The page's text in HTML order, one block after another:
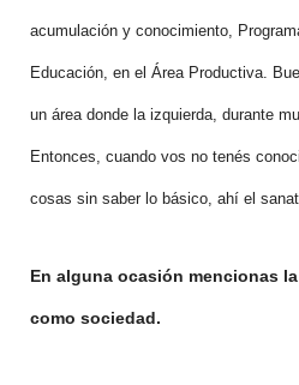
acumulación y conocimiento,
Educación, en el Área Productiva.
un área donde la izquierda, durante
Entonces, cuando vos no tenés
cosas sin saber lo básico, ahí el
En alguna ocasión mencionas
como sociedad.